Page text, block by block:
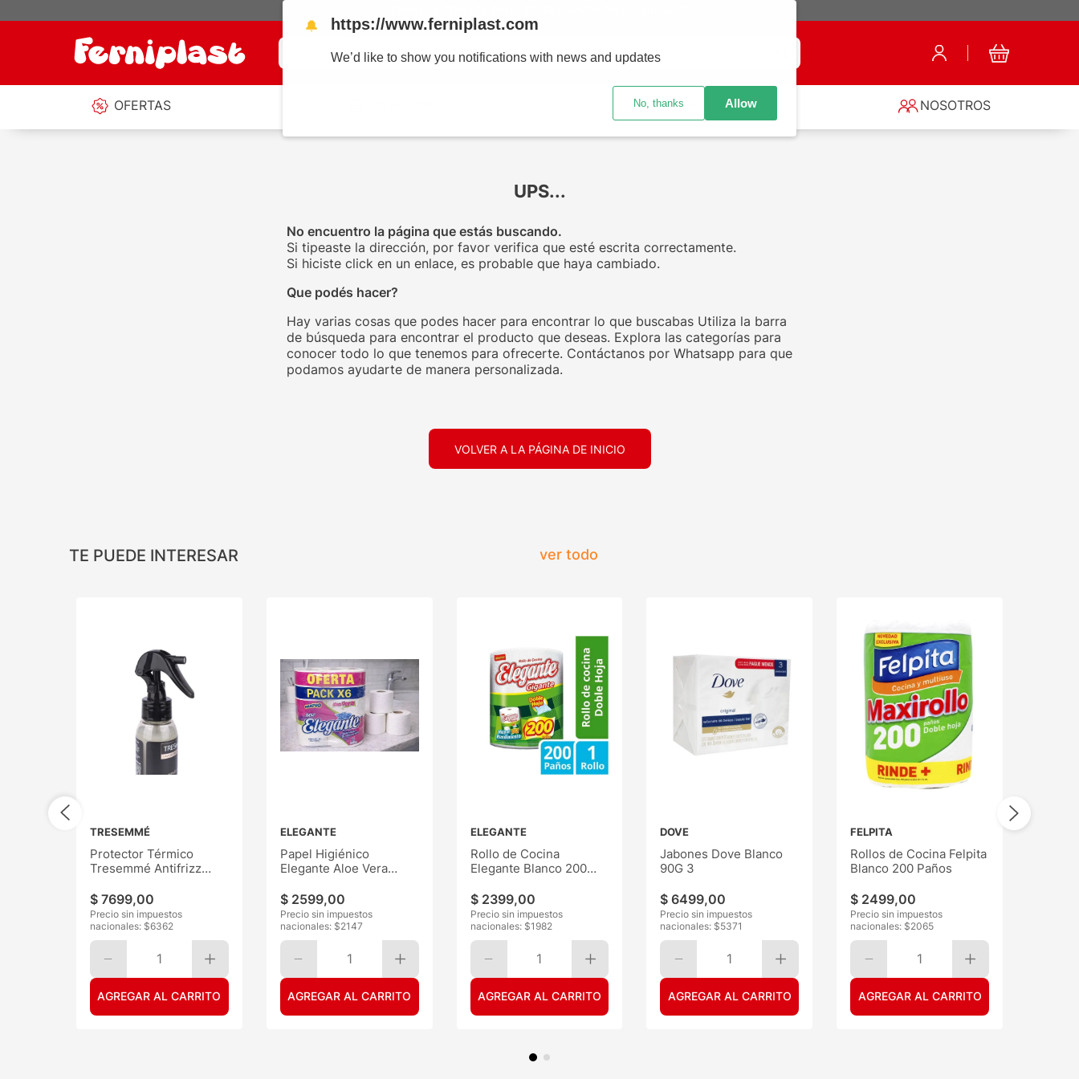
¿Qué estás buscando?
OFERTAS SUCURSALES NOSOTROS
UPS...
No encuentro la página que estás buscando.
Si tipeaste la dirección, por favor verifica que esté escrita correctamente.
Si hiciste click en un enlace, es probable que haya cambiado.
Que podés hacer?
Hay varias cosas que podes hacer para encontrar lo que buscabas Utiliza la barra
de búsqueda para encontrar el producto que deseas. Explora las categorías para
conocer todo lo que tenemos para ofrecerte. Contáctanos por Whatsapp para que
podamos ayudarte de manera personalizada.
VOLVER A LA PÁGINA DE INICIO
TE PUEDE INTERESAR ver todo
TRESEMMÉ
Protector Térmico
Tresemmé Antifrizz
$ 7699,00
Precio sin impuestos
nacionales: $6362
1
AGREGAR AL CARRITO
ELEGANTE
Papel Higiénico
Elegante Aloe Vera
$ 2599,00
Precio sin impuestos
nacionales: $2147
1
AGREGAR AL CARRITO
ELEGANTE
Rollo de Cocina
Elegante Blanco 200
$ 2399,00
Precio sin impuestos
nacionales: $1982
1
AGREGAR AL CARRITO
DOVE
Jabones Dove Blanco
90G 3
$ 6499,00
Precio sin impuestos
nacionales: $5371
1
AGREGAR AL CARRITO
FELPITA
Rollos de Cocina Felpita
Blanco 200 Paños
$ 2499,00
Precio sin impuestos
nacionales: $2065
1
AGREGAR AL CARRITO
🔔 https://www.ferniplast.com
We’d like to show you notifications with news and updates
No, thanks Allow